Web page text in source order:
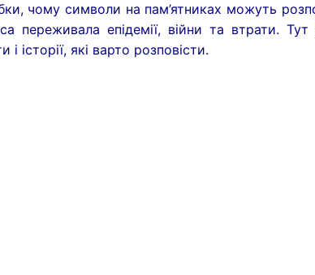
чому символи на пам’ятниках можуть
переживала епідемії, війни та втрати.
і історії, які варто розповісти.